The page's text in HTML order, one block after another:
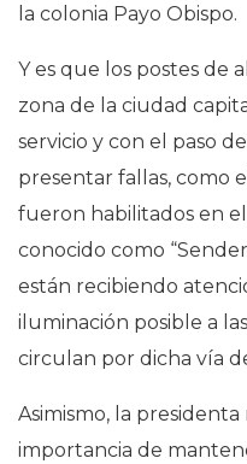
la colonia Payo Obispo.
Y es que los postes de
zona de la ciudad
servicio y con el paso
presentar fallas, como
fueron habilitados en
conocido como
están recibiendo
iluminación posible a
circulan por dicha vía
Asimismo, la
importancia de